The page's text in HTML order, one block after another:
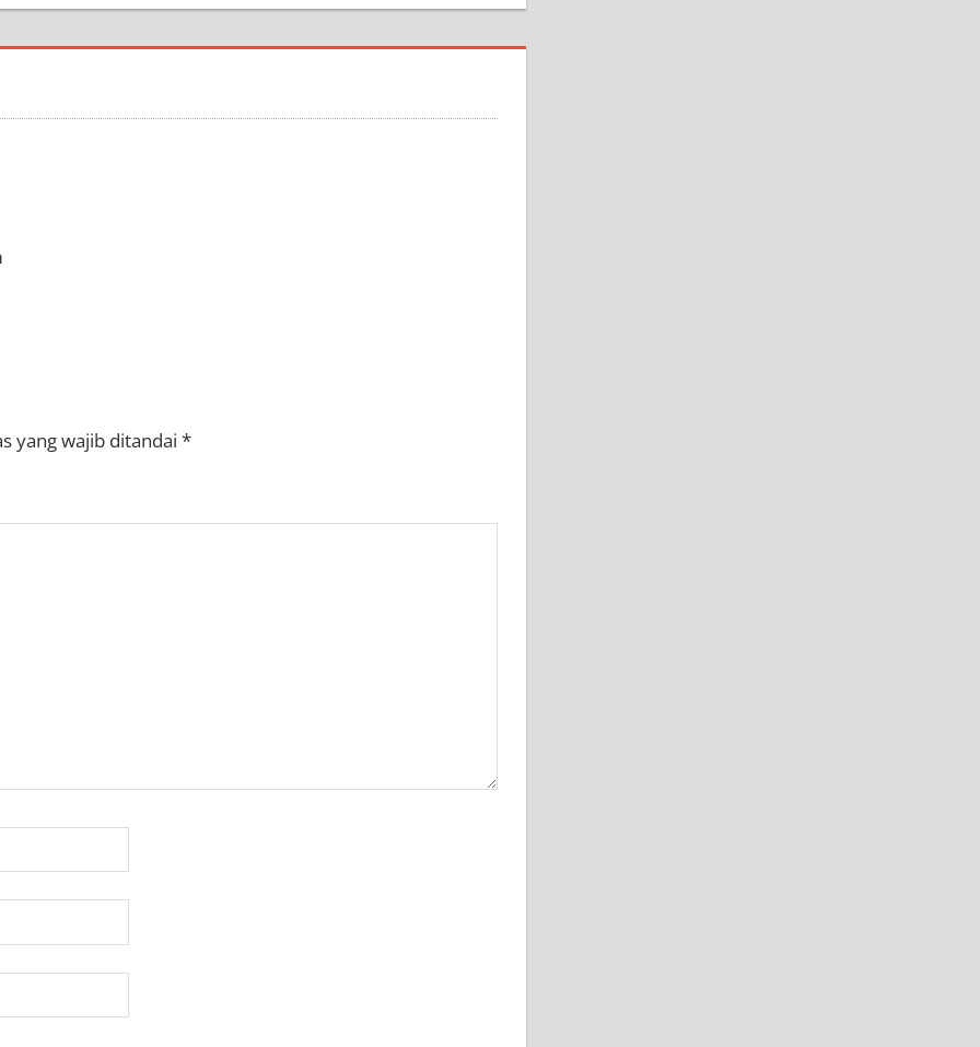
yang wajib ditandai *